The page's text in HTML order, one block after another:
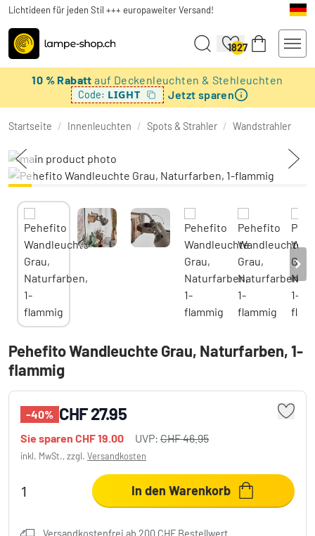
Lichtideen für jeden Stil +++ europaweiter Versand!
1827
10 % Rabattauf Deckenleuchten & Stehleuchten
Code: LIGHT Jetzt sparen
Startseite / Innenleuchten / Spots & Strahler / Wandstrahler
Pehefito Wandleuchte Grau, Naturfarben, 1-
flammig
-40% CHF 27.95
Sie sparen CHF 19.00 UVP: CHF 46.95
inkl. MwSt., zzgl. Versandkosten
In den Warenkorb
Versandkostenfrei ab 200 CHF Bestellwert